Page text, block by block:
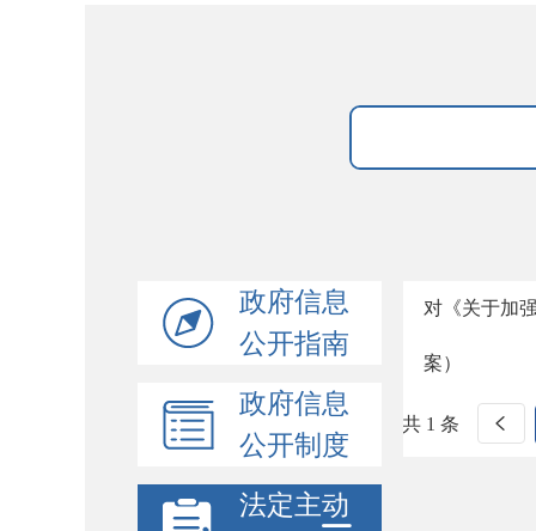
政府信息
公开指南
政府信息
公开制度
法定主动
对《关于加
案）
共 1 条